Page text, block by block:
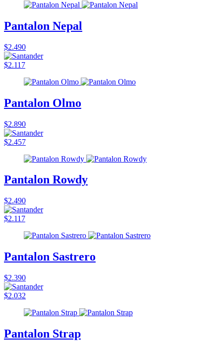
Pantalon Nepal
$2.490
$2.117
Pantalon Olmo
$2.890
$2.457
Pantalon Rowdy
$2.490
$2.117
Pantalon Sastrero
$2.390
$2.032
Pantalon Strap